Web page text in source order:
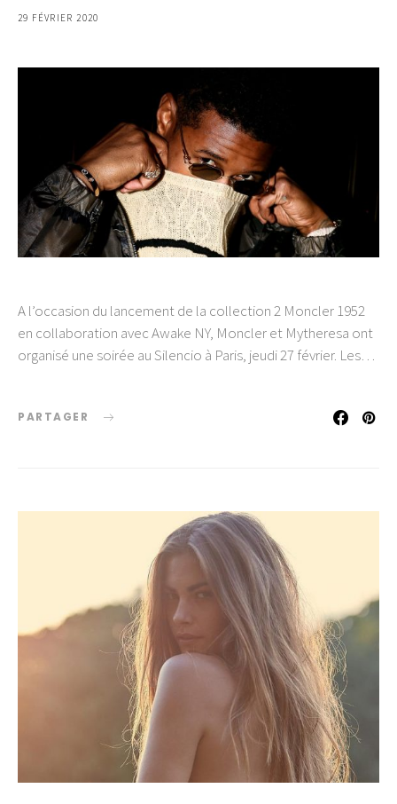
29 FÉVRIER 2020
A l’occasion du lancement de la collection 2 Moncler 1952
en collaboration avec Awake NY, Moncler et Mytheresa ont
organisé une soirée au Silencio à Paris, jeudi 27 février. Les…
PARTAGER